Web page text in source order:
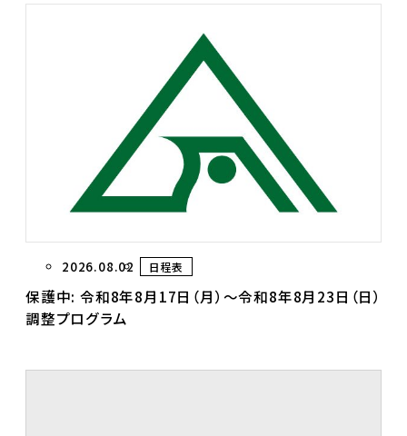
2026.08.02 日程表
保護中: 令和8年8月17日（月）～令和8年8月23日（日）
調整プログラム